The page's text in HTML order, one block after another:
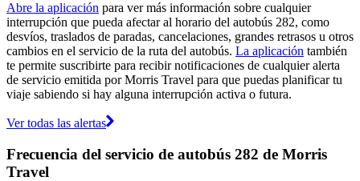
Abre la aplicación para ver más información sobre cualquier
interrupción que pueda afectar al horario del autobús 282, como
desvíos, traslados de paradas, cancelaciones, grandes retrasos u otros
cambios en el servicio de la ruta del autobús. La aplicación también
te permite suscribirte para recibir notificaciones de cualquier alerta
de servicio emitida por Morris Travel para que puedas planificar tu
viaje sabiendo si hay alguna interrupción activa o futura.
Ver todas las alertas
Frecuencia del servicio de autobús 282 de Morris
Travel